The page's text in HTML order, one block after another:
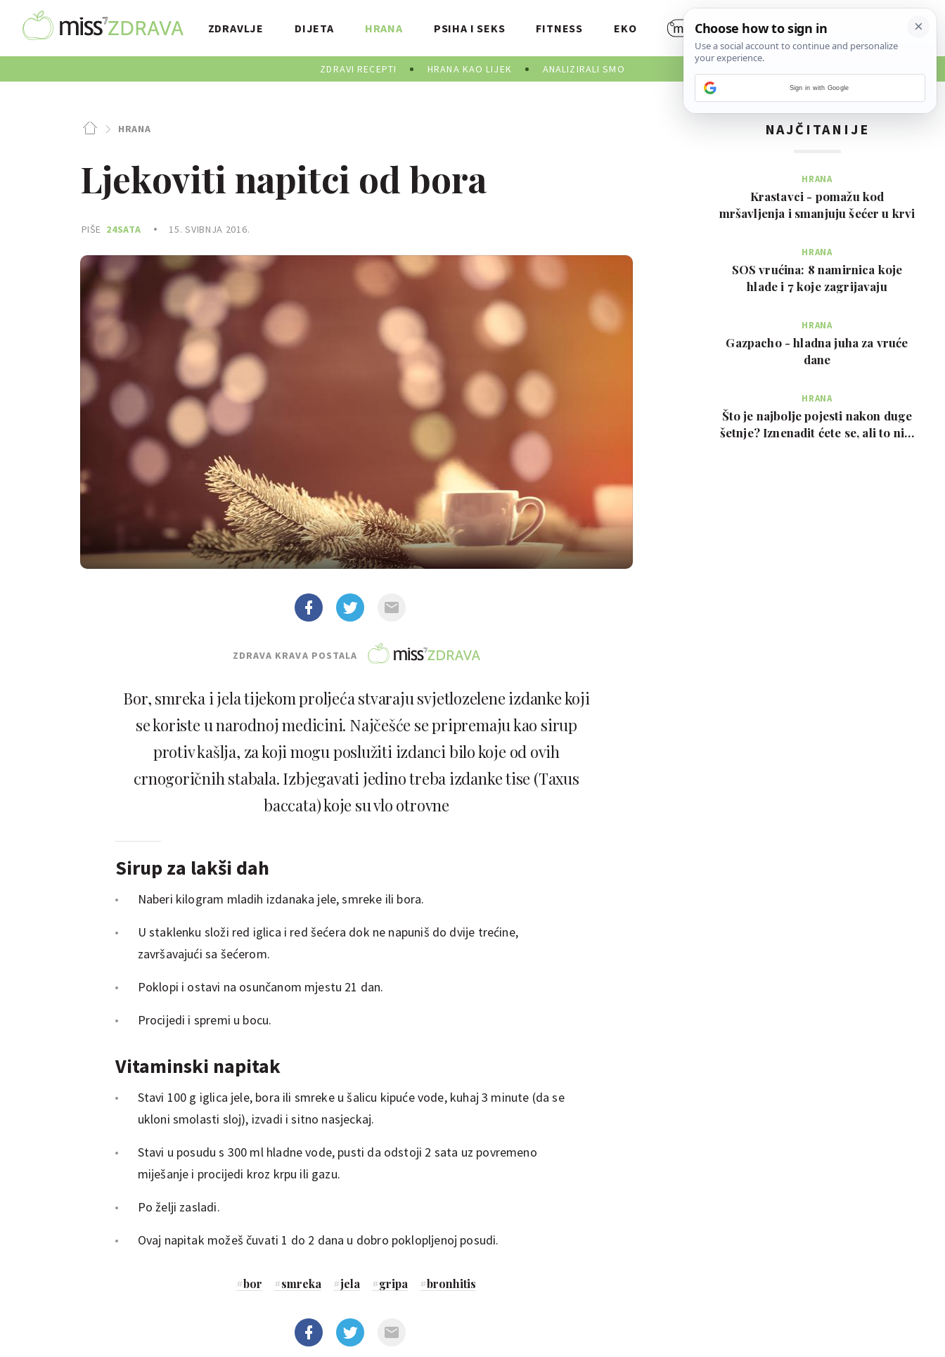
ZDRAVLJE DIJETA HRANA
ZDRAVI RECEPTI HRANA KAO LIJEK ANALIZIRALI SMO
PSIHA I SEKS FITNESS EKO
HRANA
Ljekoviti napitci od bora
PIŠE 24SATA 15. SVIBNJA 2016.
ZDRAVA KRAVA POSTALA
Bor, smreka i jela tijekom proljeća stvaraju svjetlozelene izdanke koji
se koriste u narodnoj medicini. Najčešće se pripremaju kao sirup
protiv kašlja, za koji mogu poslužiti izdanci bilo koje od ovih
crnogoričnih stabala. Izbjegavati jedino treba izdanke tise (Taxus
baccata) koje su vlo otrovne
Sirup za lakši dah
Naberi kilogram mladih izdanaka jele, smreke ili bora.
U staklenku složi red iglica i red šećera dok ne napuniš do dvije trećine,
završavajući sa šećerom.
Poklopi i ostavi na osunčanom mjestu 21 dan.
Procijedi i spremi u bocu.
Vitaminski napitak
Stavi 100 g iglica jele, bora ili smreke u šalicu kipuće vode, kuhaj 3 minute (da se
ukloni smolasti sloj), izvadi i sitno nasjeckaj.
Stavi u posudu s 300 ml hladne vode, pusti da odstoji 2 sata uz povremeno
miješanje i procijedi kroz krpu ili gazu.
Po želji zasladi.
Ovaj napitak možeš čuvati 1 do 2 dana u dobro poklopljenoj posudi.
#bor #smreka #jela #gripa #bronhitis
NAJČITANIJE
HRANA
Krastavci - pomažu kod
mršavljenja i smanjuju šećer u krvi
HRANA
SOS vrućina: 8 namirnica koje
hlade i 7 koje zagrijavaju
HRANA
Gazpacho - hladna juha za vruće
dane
HRANA
Što je najbolje pojesti nakon duge
šetnje? Iznenadit ćete se, ali to nije
Sign in with Google